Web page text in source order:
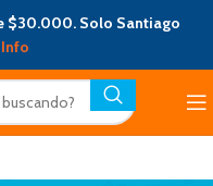
$30.000. Solo Santiago